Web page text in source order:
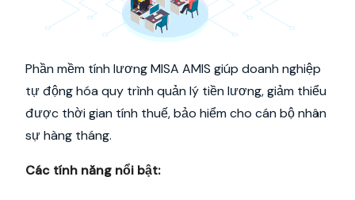
Phần mềm tính lương MISA AMIS giúp doanh nghiệp
tự động hóa quy trình quản lý tiền lương, giảm thiểu
được thời gian tính thuế, bảo hiểm cho cán bộ nhân
sự hàng tháng.
Các tính năng nổi bật: